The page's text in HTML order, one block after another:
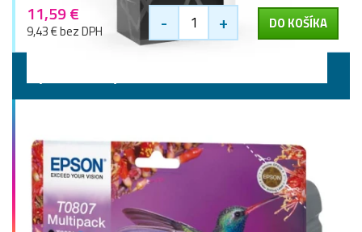
11,59 €
9,43 € bez DPH - + DO KOŠÍKA